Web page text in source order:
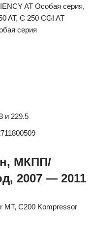
AT Особая серия,
AT, C 250 CGI AT
серия
и 229.5
МКПП/
2007 — 2011
MT, C200 Kompressor